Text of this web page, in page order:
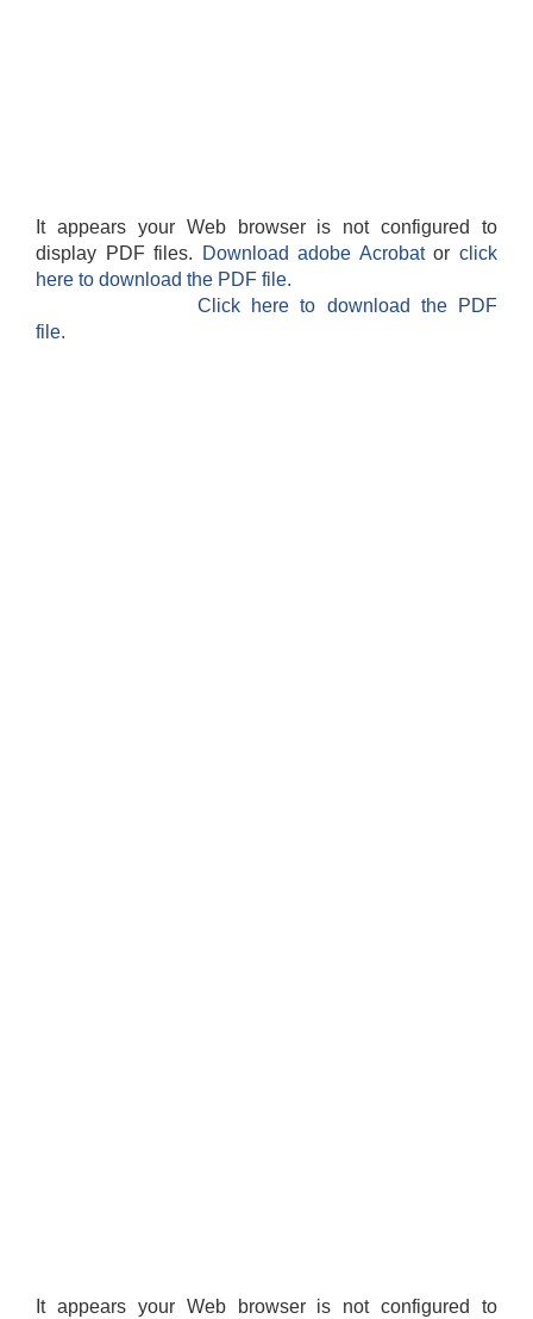
It appears your Web browser is not configured to
display PDF files.
Download adobe Acrobatorclick
here to download the PDF file.
Click here to download the PDF
file.
It appears your Web browser is not configured to